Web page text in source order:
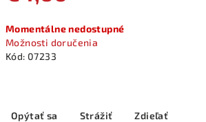
cena:
Momentálne nedostupné
Možnosti doručenia
Kód: 07233
Opýtať sa Strážiť Zdieľať